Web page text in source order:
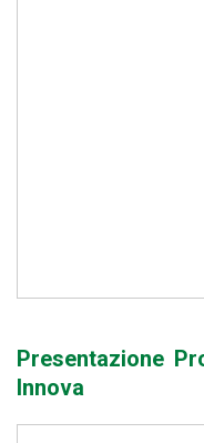
Presentazione
Innova